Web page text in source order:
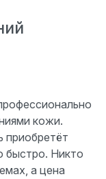
кожи.
приобретёт
быстро. Никто
а цена